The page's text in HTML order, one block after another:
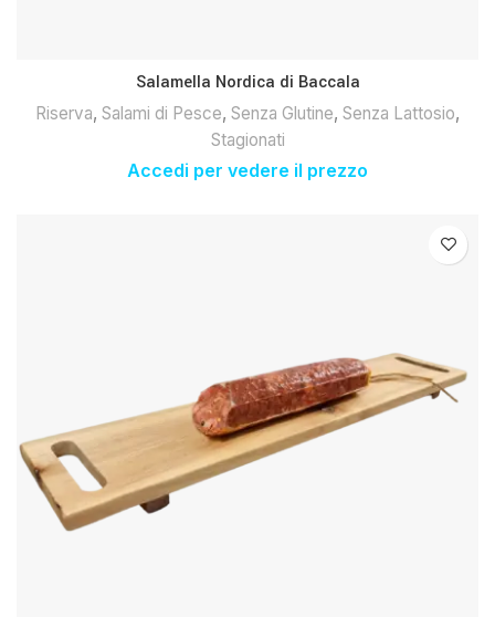
Salamella Nordica di Baccala
Riserva, Salami di Pesce, Senza Glutine, Senza Lattosio,
Stagionati
Accedi per vedere il prezzo